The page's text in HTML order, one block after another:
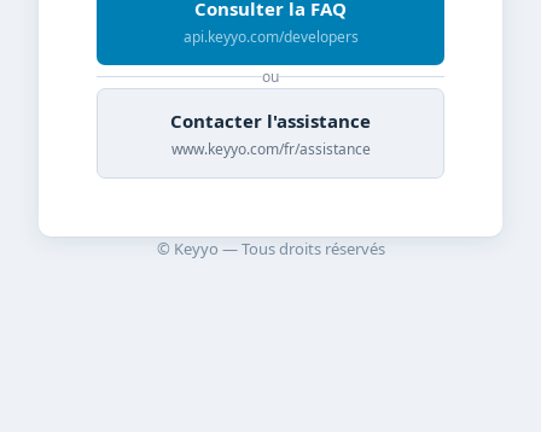
Consulter la FAQ
api.keyyo.com/developers
ou
Contacter l'assistance
www.keyyo.com/fr/assistance
© Keyyo — Tous droits réservés